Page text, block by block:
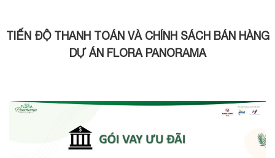
TIẾN ĐỘ THANH TOÁN VÀ CHÍNH SÁCH BÁN HÀNG
DỰ ÁN FLORA PANORAMA